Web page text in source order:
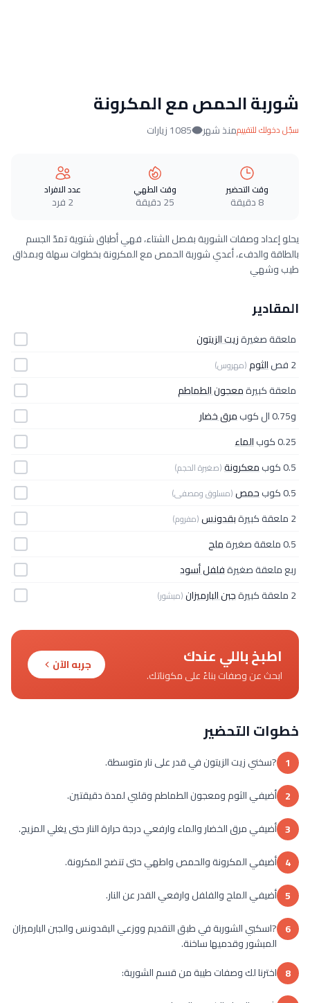
شوربة الحمص مع المكرونة
سجّل دخولك للتقييممنذ شهر 1085 زيارات
وقت التحضير
8 دقيقة
وقت الطهي
25 دقيقة
عدد الافراد
2 فرد
يحلو إعداد وصفات الشوربة بفصل الشتاء، فهي أطباق شتوية تمدّ الجسم
بالطاقة والدفء، أعدي شوربة الحمص مع المكرونة بخطوات سهلة وبمذاق
طيب وشهي
المقادير
ملعقة صغيرةزيت الزيتون
2 فص
الثوم(مهروس)
ملعقة كبيرةمعجون الطماطم
و0.75 ال كوب
مرق خضار
0.25 كوب
الماء
0.5 كوب
معكرونة(صغيرة الحجم)
0.5 كوب حمص(مسلوق ومصفى)
2 ملعقة كبيرة بقدونس(مفروم)
0.5 ملعقة صغيرة
ملح
ربع ملعقة صغيرةفلفل أسود
2 ملعقة كبيرة
جبن البارميزان(مبشور)
اطبخ باللي عندك
ابحث عن وصفات بناءً على مكوناتك.
جربه الآن
خطوات التحضير
1 ?سخني زيت الزيتون في قدر على نار متوسطة.
2 أضيفي الثوم ومعجون الطماطم وقلبي لمدة دقيقتين.
3 أضيفي مرق الخضار والماء وارفعي درجة حرارة النار حتى يغلي المزيج.
4 أضيفي المكرونة والحمص واطهي حتى تنضج المكرونة.
5 أضيفي الملح والفلفل وارفعي القدر عن النار.
6 ?اسكبي الشوربة في طبق التقديم ووزعي البقدونس والجبن البارميزان
المبشور وقدميها ساخنة.
8 اخترنا لك وصفات طيبة من قسم الشوربة: